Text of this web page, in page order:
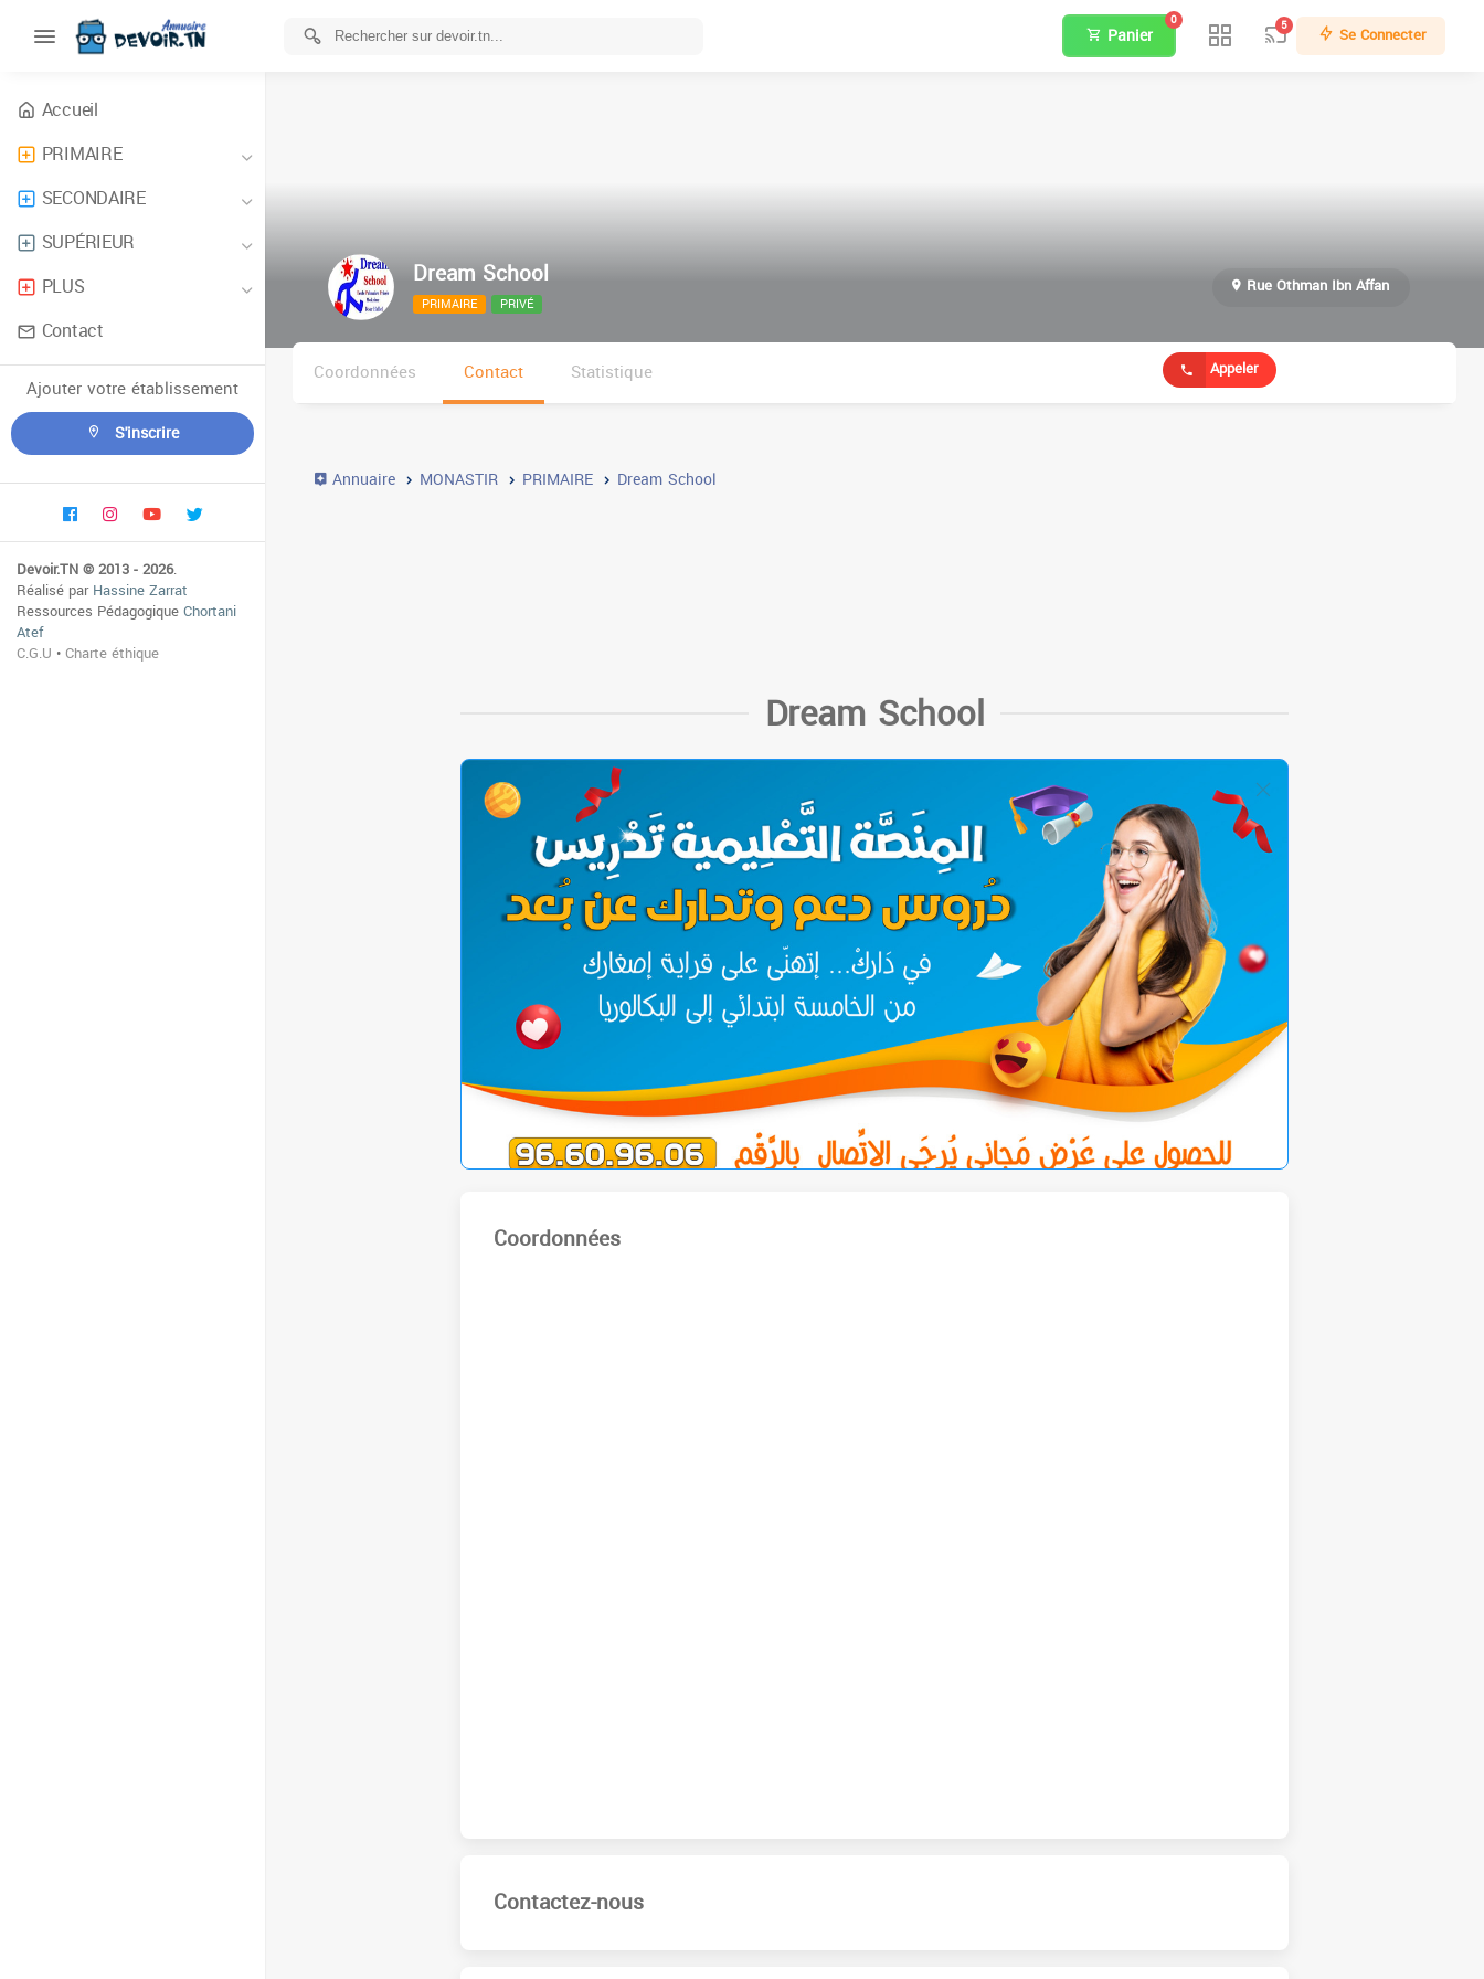
Accueil
PRIMAIRE
SECONDAIRE
SUPÉRIEUR
PLUS
Contact
Ajouter votre établissement
S'inscrire
Devoir.TN © 2013 - 2026.
Réalisé parHassine Zarrat
Ressources PédagogiqueChortani
Atef
C.G.U •Charte éthique
Panier
0 5 Se Connecter
Dream School
PRIMAIRE PRIVÉ
Rue Othman Ibn Affan
Coordonnées Contact Statistique Appeler
Annuaire MONASTIR PRIMAIRE Dream School
Dream School
Coordonnées
Contactez-nous